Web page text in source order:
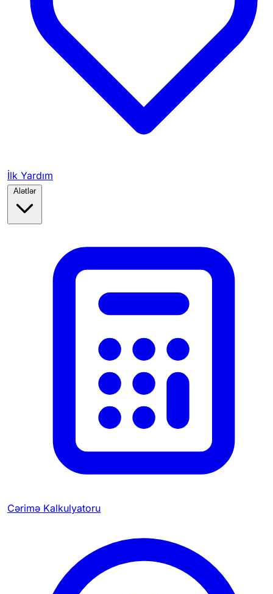
İlk Yardım
Alətlər
Cərimə Kalkulyatoru